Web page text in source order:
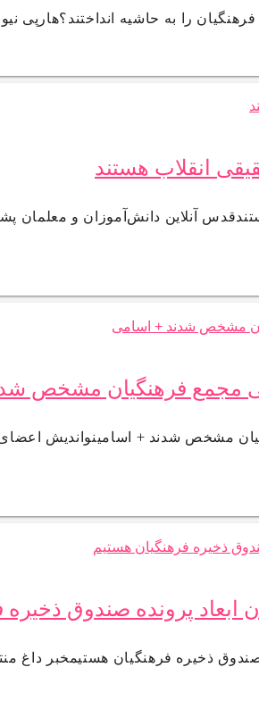
انقلاب هستند
آنلاین دانش‌آموزان و معلمان
مجمع فرهنگیان مشخص
مشخص شدند + اسامینواندیش
پرونده صندوق ذخیره
ذخیره فرهنگیان هستیمخبر